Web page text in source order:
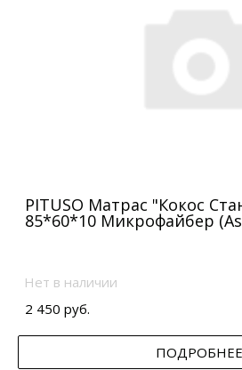
PITUSO Матрас "Кокос
85*60*10 Микрофайбер
Нет в наличии
2 450 руб.
ПОДРОБНЕЕ